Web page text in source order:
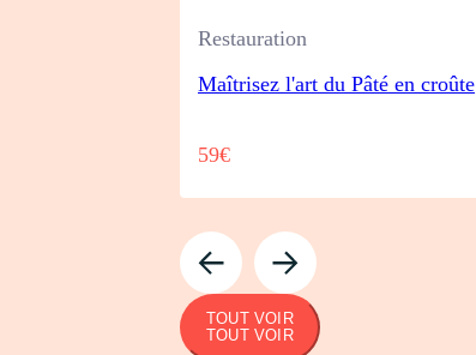
Restauration
Maîtrisez l'art du Pâté en croûte
59€
TOUT VOIR
TOUT VOIR